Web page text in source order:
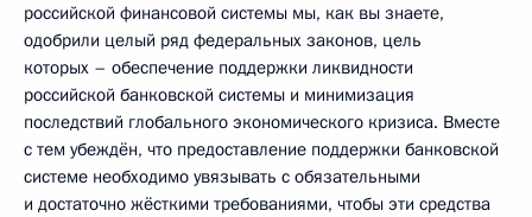
российской финансовой системы мы, как вы знаете,
одобрили целый ряд федеральных законов, цель
которых – обеспечение поддержки ликвидности
российской банковской системы и минимизация
последствий глобального экономического кризиса. Вместе
с тем убеждён, что предоставление поддержки банковской
системе необходимо увязывать с обязательными
и достаточно жёсткими требованиями, чтобы эти средства